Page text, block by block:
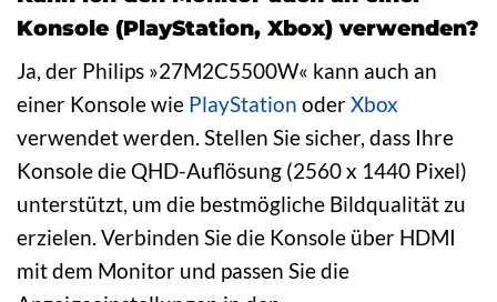
Konsole (PlayStation, Xbox) verwenden?
Ja, der Philips »27M2C5500W« kann auch an
einer Konsole wie PlayStation oderXbox
verwendet werden. Stellen Sie sicher, dass Ihre
Konsole die QHD-Auflösung (2560 x 1440 Pixel)
unterstützt, um die bestmögliche Bildqualität zu
erzielen. Verbinden Sie die Konsole über HDMI
mit dem Monitor und passen Sie die